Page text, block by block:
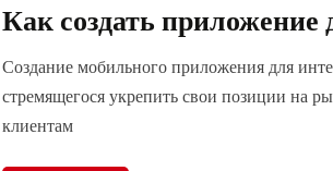
Как создать
Создание мобильного приложения для
стремящегося укрепить свои позиции на
клиентам